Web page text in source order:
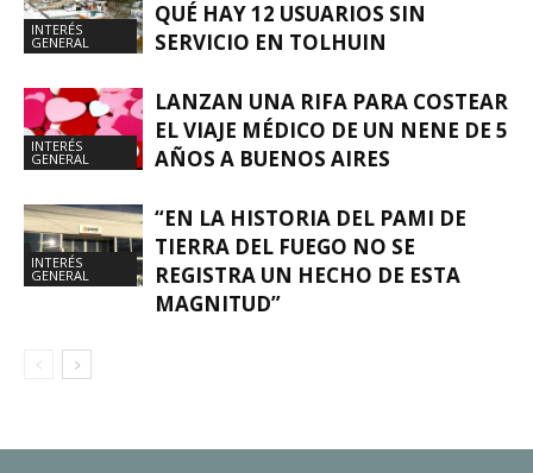
INTERÉS
GENERAL
QUÉ HAY 12 USUARIOS SIN
SERVICIO EN TOLHUIN
INTERÉS
GENERAL
LANZAN UNA RIFA PARA COSTEAR
EL VIAJE MÉDICO DE UN NENE DE 5
AÑOS A BUENOS AIRES
INTERÉS
GENERAL
“EN LA HISTORIA DEL PAMI DE
TIERRA DEL FUEGO NO SE
REGISTRA UN HECHO DE ESTA
MAGNITUD”